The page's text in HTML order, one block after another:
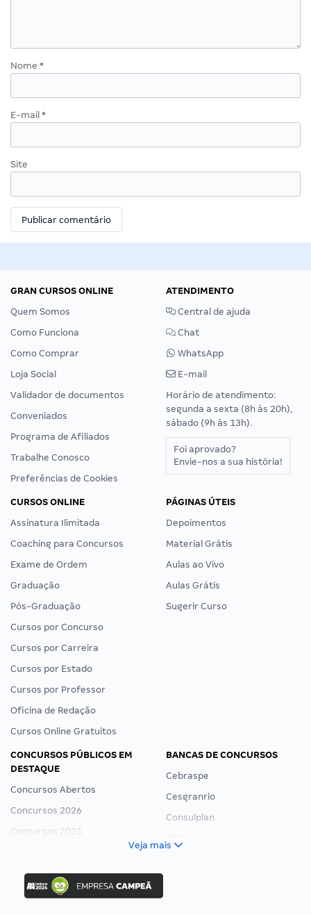
Nome *
E-mail *
Site
GRAN CURSOS ONLINE
Quem Somos
Como Funciona
Como Comprar
Loja Social
Validador de documentos
Conveniados
Programa de Afiliados
Trabalhe Conosco
Preferências de Cookies
ATENDIMENTO
Central de ajuda
Chat
WhatsApp
E-mail
Horário de atendimento:
segunda a sexta (8h às 20h),
sábado (9h às 13h).
Foi aprovado?
Envie-nos a sua história!
CURSOS ONLINE
Assinatura Ilimitada
Coaching para Concursos
Exame de Ordem
Graduação
Pós-Graduação
Cursos por Concurso
Cursos por Carreira
Cursos por Estado
Cursos por Professor
Oficina de Redação
Cursos Online Gratuitos
PÁGINAS ÚTEIS
Depoimentos
Material Grátis
Aulas ao Vivo
Aulas Grátis
Sugerir Curso
CONCURSOS PÚBLICOS EM
DESTAQUE
Concursos Abertos
Concursos 2026
Concursos 2025
Concurso Ibama
Concurso MPU
BANCAS DE CONCURSOS
Cebraspe
Cesgranrio
Consulplan
Veja mais